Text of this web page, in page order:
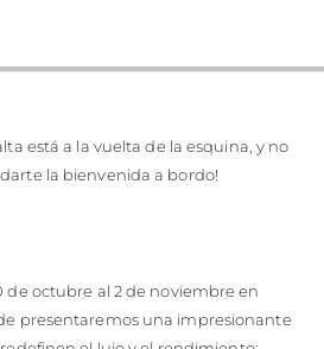
EMBARCACIÓN
está a la vuelta de la esquina, y no
la bienvenida a bordo!
de octubre al 2 de noviembre en
presentaremos una impresionante